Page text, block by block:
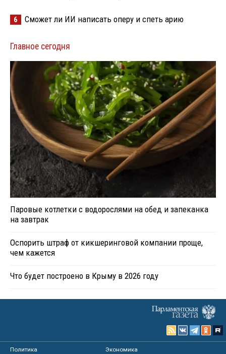
6 Сможет ли ИИ написать оперу и спеть арию
Главное сегодня
Паровые котлетки с водорослями на обед и запеканка
на завтрак
Оспорить штраф от кикшеринговой компании проще,
чем кажется
Что будет построено в Крыму в 2026 году
Политика
Экономика